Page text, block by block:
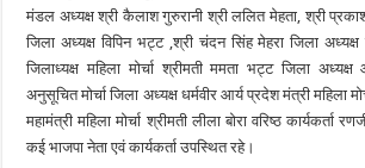
मंडल अध्यक्ष श्री कैलाश गुरुरानी श्री ललित मेहता, श्री प्रकाश
जिला अध्यक्ष विपिन भट्ट ,श्री चंदन सिंह मेहरा जिला अध्यक्ष
जिलाध्यक्ष महिला मोर्चा श्रीमती ममता भट्ट जिला
अनुसूचित मोर्चा जिला अध्यक्ष धर्मवीर आर्य प्रदेश मंत्री महिला
महामंत्री महिला मोर्चा श्रीमती लीला बोरा वरिष्ठ कार्यकर्ता
कई भाजपा नेता एवं कार्यकर्ता उपस्थित रहे।